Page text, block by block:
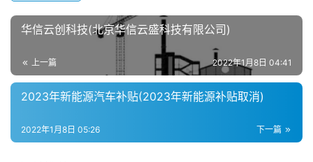
华信云创科技(北京华信云盛科技有限公司)
上一篇 2022年1月8日 04:41
2023年新能源汽车补贴(2023年新能源补贴取消)
下一篇
2022年1月8日 05:26